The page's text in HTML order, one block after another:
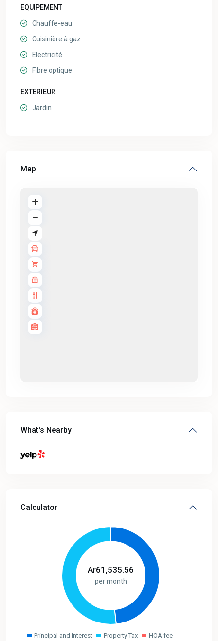
EQUIPEMENT
Chauffe-eau
Cuisinière à gaz
Electricité
Fibre optique
EXTERIEUR
Jardin
Map
What's Nearby
Calculator
Ar61,535.56
per month
Principal and Interest Property Tax
HOA fee